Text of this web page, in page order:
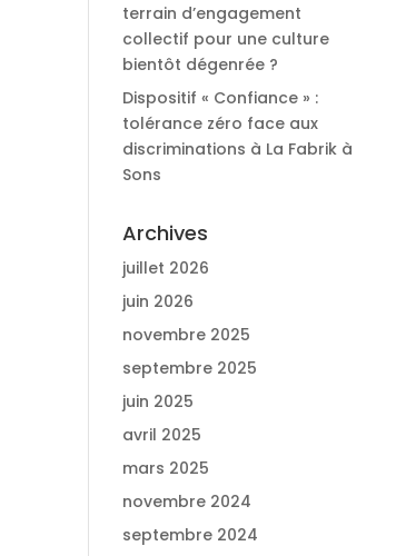
terrain d’engagement
collectif pour une culture
bientôt dégenrée ?
Dispositif « Confiance » :
tolérance zéro face aux
discriminations à La Fabrik à
Sons
Archives
juillet 2026
juin 2026
novembre 2025
septembre 2025
juin 2025
avril 2025
mars 2025
novembre 2024
septembre 2024